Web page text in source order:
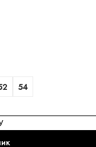
54